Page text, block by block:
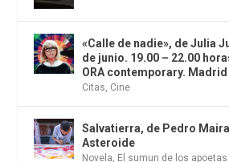
«Calle de nadie», de Julia
de junio. 19.00 – 22.00
ORA contemporary. Madrid
Citas, Cine
Salvatierra, de Pedro
Asteroide
Novela, El sumun de los apoetas